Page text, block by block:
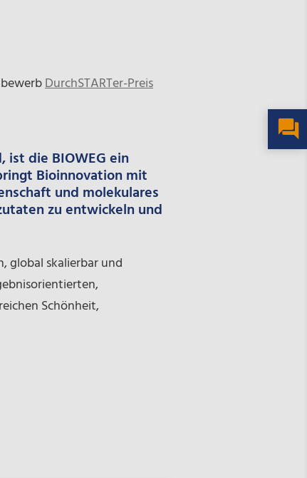
DurchSTARTer-Preis
ist die BIOWEG ein
Bioinnovation mit
und molekulares
zu entwickeln und
global skalierbar und
Schönheit,